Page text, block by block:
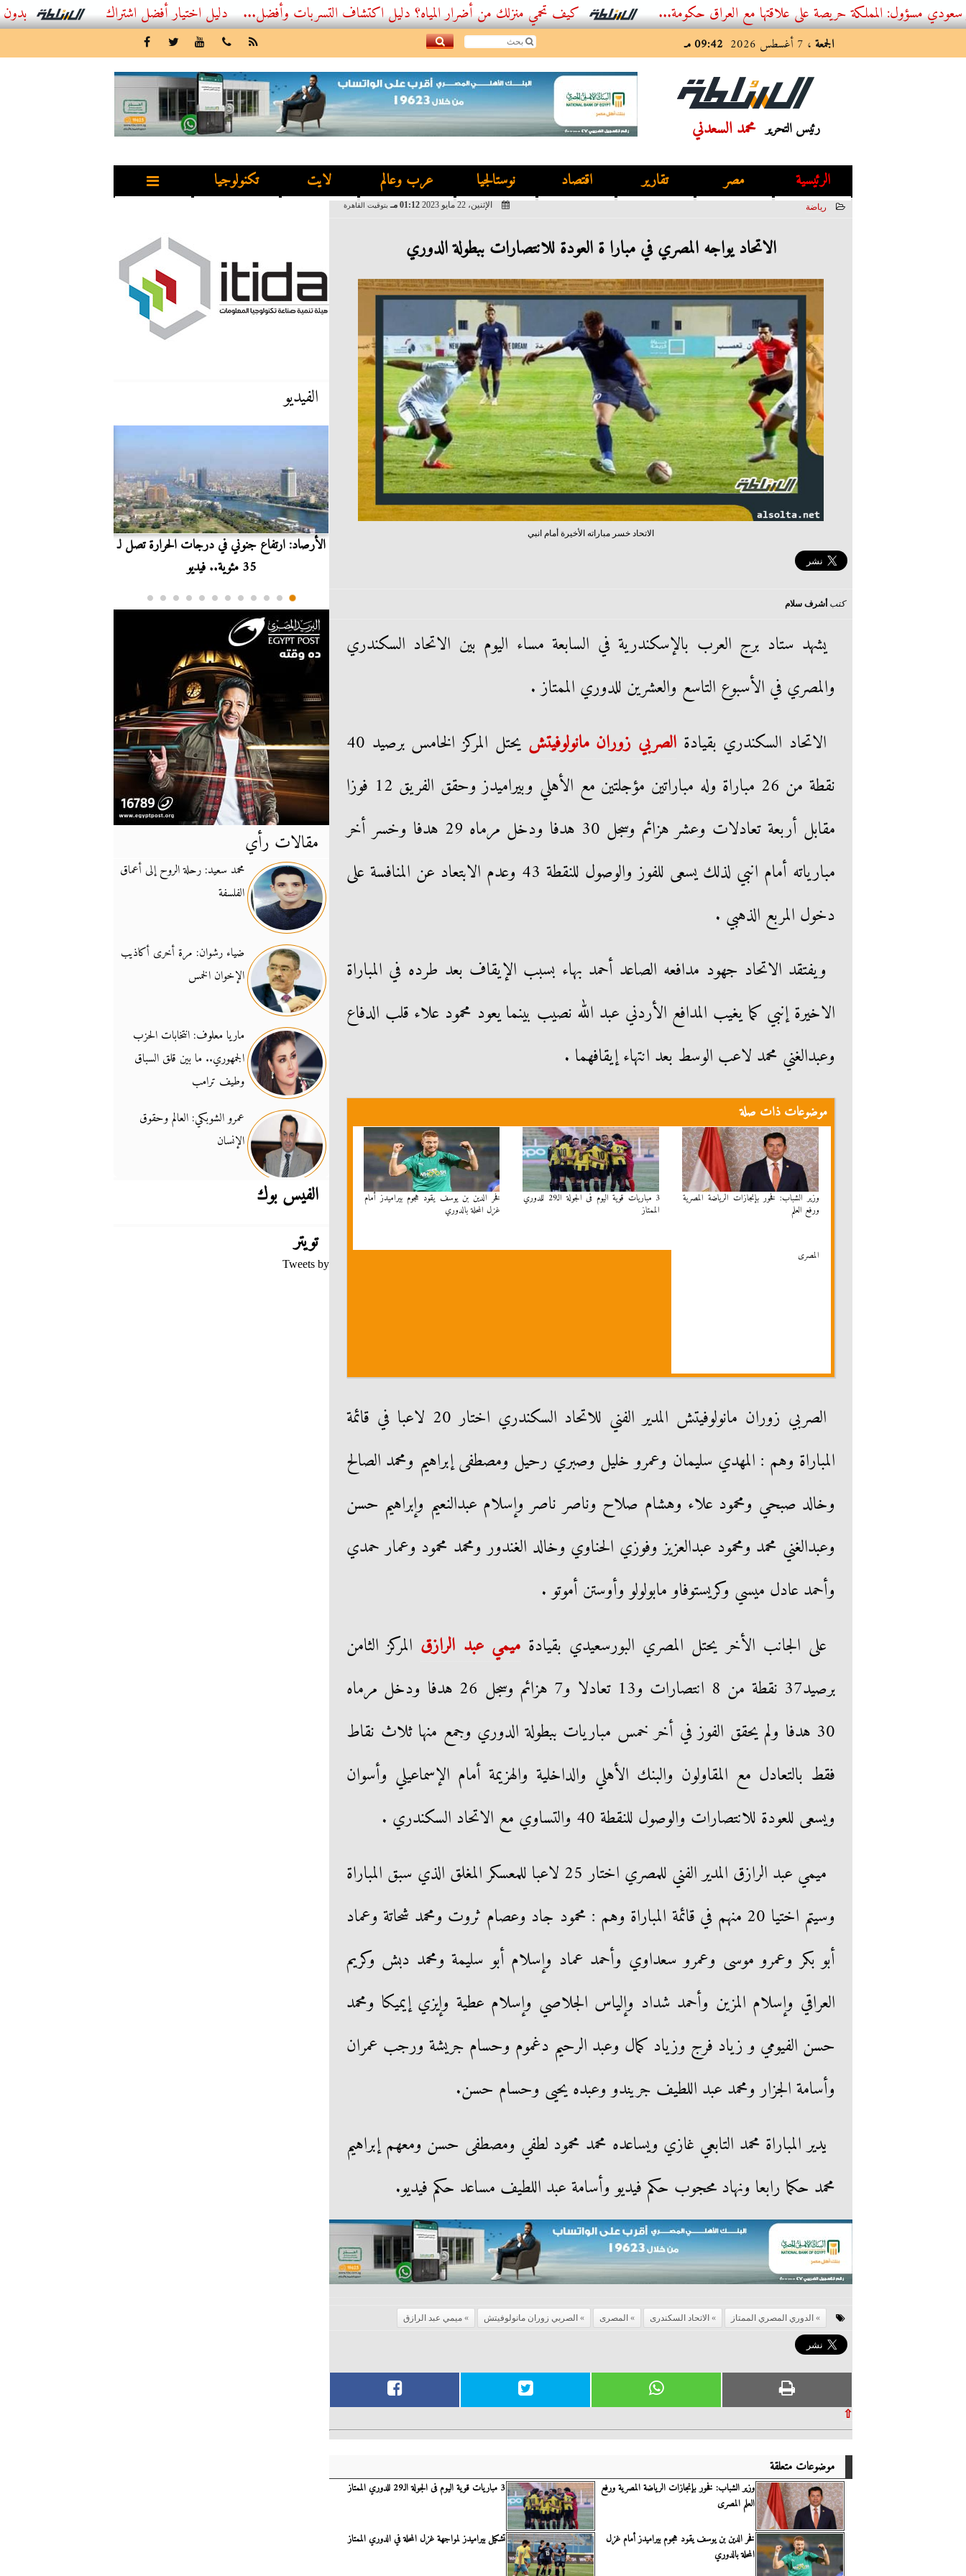
أفضل اشتراك IPTV بدون تقطيع 2026 – دليل المشاهد العصري المملكة حريصة على علاقتها مع العراق حكومة... كيف تحمي منزلك من أضرار المياه؟ دليل اكتشاف التسربات وأفضل...
الجمعة ، 7 أغسطس 2026 09:42 مـ
رئيس التحرير محمد السعدني
الرئيسية مصر تقارير اقتصاد نوستالجيا عرب وعالم لايت تكنولوجيا
رياضة الإثنين، 22 مايو 2023 01:12 مـ بتوقيت القاهرة
الاتحاد يواجه المصري في مبارا ة العودة للانتصارات ببطولة الدوري
الاتحاد خسر مباراته الأخيرة أمام انبي
كتب أشرف سلام
يشهد ستاد برج العرب بالإسكندرية في السابعة مساء اليوم بين الاتحاد السكندري
والمصري في الأسبوع التاسع والعشرين للدوري الممتاز .
الاتحاد السكندري بقيادةالصربي زوران مانولوفيتش
يحتل المركز الخامس برصيد 40
نقطة من 26 مباراة وله مباراتين مؤجلتين مع الأهلي وبيراميدز وحقق الفريق 12 فوزا
مقابل أربعة تعادلات وعشر هزائم وسجل 30 هدفا ودخل مرماه 29 هدفا وخسر أخر
مبارياته أمام انبي لذلك يسعى للفوز والوصول للنقطة 43 وعدم الابتعاد عن المنافسة على
دخول المربع الذهبي .
ويفتقد الاتحاد جهود مدافعه الصاعد أحمد بهاء بسبب الإيقاف بعد طرده في المباراة
الاخيرة إنبي كما يغيب المدافع الأردني عبد الله نصيب بينما يعود محمود علاء قلب الدفاع
وعبدالغني محمد لاعب الوسط بعد انتهاء إيقافهما .
موضوعات ذات صلة
وزير الشباب: فخور بإنجازات الرياضة المصرية
ورفع العلم
المصرى
3 مباريات قوية اليوم فى الجولة الـ29 للدوري
الممتاز
فخر الدين بن يوسف يقود هجوم بيراميدز أمام
غزل المحلة بالدوري
الصربي زوران مانولوفيتش المدير الفني للاتحاد السكندري اختار 20 لاعبا في قائمة
المباراة وهم : المهدي سليمان وعمرو خليل وصبري رحيل ومصطفى إبراهيم ومحمد الصالح
وخالد صبحي ومحمود علاء وهشام صلاح وناصر ناصر وإسلام عبدالنعيم وإبراهيم حسن
وعبدالغني محمد ومحمود عبدالعزيز وفوزي الحناوي وخالد الغندور ومحمد محمود وعمار حمدي
وأحمد عادل ميسي وكريستوفاو مابولولو وأوستن أموتو .
على الجانب الأخر يحتل المصري البورسعيدي بقيادةميمي عبد الرازق المركز الثامن
برصيد37 نقطة من 8 انتصارات و13 تعادلا و7 هزائم وسجل 26 هدفا ودخل مرماه
30 هدفا ولم يحقق الفوز في أخر خمس مباريات ببطولة الدوري وجمع منها ثلاث نقاط
فقط بالتعادل مع المقاولون والبنك الأهلي والداخلية والهزيمة أمام الإسماعيلي وأسوان
ويسعى للعودة للانتصارات والوصول للنقطة 40 والتساوي مع الاتحاد السكندري .
ميمي عبد الرازق المدير الفني للمصري اختار 25 لاعبا للمعسكر المغلق الذي سبق المباراة
وسيتم اختيا 20 منهم في قائمة المباراة وهم : محمود جاد وعصام ثروت ومحمد شحاتة وعماد
أبو بكر وعمرو موسى وعمرو سعداوي وأحمد عماد وإسلام أبو سليمة ومحمد دبش وكريم
العراقي وإسلام المزين وأحمد شداد وإلياس الجلاصي وإسلام عطية وإيزي إيميكا ومحمد
حسن الفيومي و زياد فرج وزياد كمال وعبد الرحيم دغموم وحسام جريشة ورجب عمران
وأسامة الجزار ومحمد عبد اللطيف جريندو وعبده يحيى وحسام حسن.
يدير المباراة محمد التابعي غازي ويساعده محمد محمود لطفي ومصطفى حسن ومعهم إبراهيم
محمد حكما رابعا ونهاد محجوب حكم فيديو وأسامة عبد اللطيف مساعد حكم فيديو.
الدوري المصري الممتاز الاتحاد السكندرى المصرى الصربي زوران مانولوفيتش ميمي عبد الرازق
⇧
موضوعات متعلقة
وزير الشباب: فخور بإنجازات الرياضة المصرية ورفع
العلم المصرى
3 مباريات قوية اليوم فى الجولة الـ29 للدوري الممتاز
فخر الدين بن يوسف يقود هجوم بيراميدز أمام غزل
المحلة بالدوري
تشكيل بيراميدز لمواجهة غزل المحلة في الدوري الممتاز
الفيديو
بث مباشر.. مباراة الزمالك وسيراميكا كليوباترا في
الأرصاد: ارتفاع جنوني في درجات الحرارة تصل لـ
35 مئوية.. فيديو
مقالات رأي
محمد سعيد: رحلة الروح إلى أعماق
الفلسفة
ضياء رشوان: مرة أخرى أكاذيب
الإخوان الخمس
ماريا معلوف: انتخابات الحزب
الجمهوري.. ما بين قلق السباق
وطيف ترامب
عمرو الشوبكي: العالم وحقوق
الإنسان
الفيس بوك
تويتر
Tweets by